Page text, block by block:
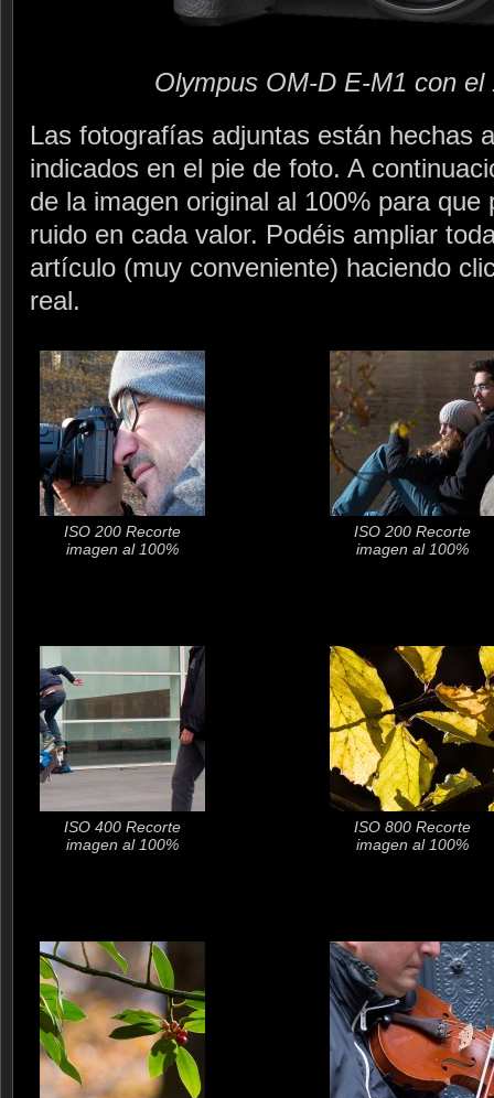
Olympus OM-D E-M1 con el
Las fotografías adjuntas están hechas
indicados en el pie de foto. A
de la imagen original al 100% para que
ruido en cada valor. Podéis ampliar
artículo (muy conveniente) haciendo
real.
ISO 200 Recorte
imagen al 100%
ISO 200 Recorte
imagen al 100%
ISO 400 Recorte
imagen al 100%
ISO 800 Recorte
imagen al 100%